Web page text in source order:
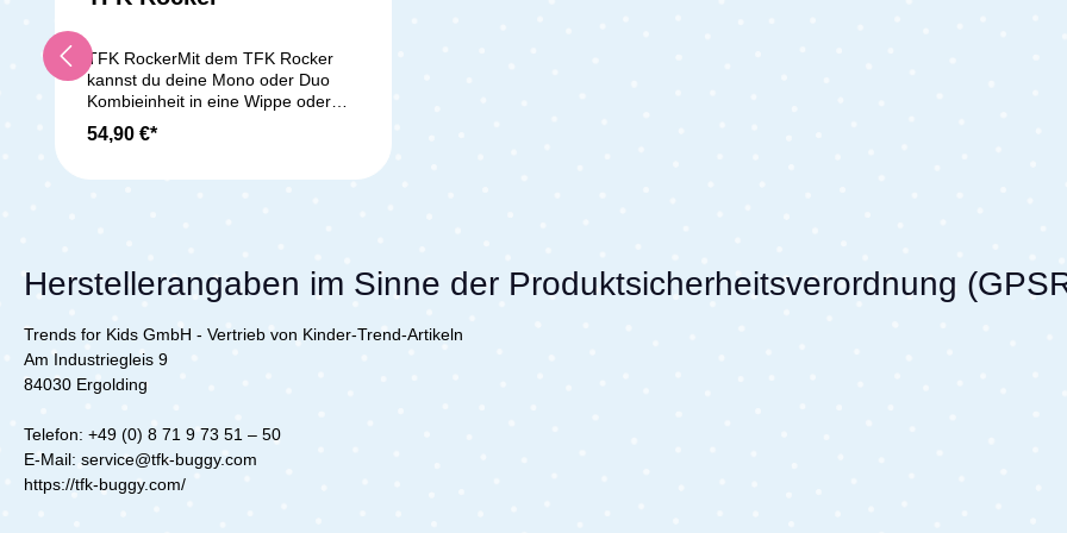
TFK RockerMit dem TFK Rocker
kannst du deine Mono oder Duo
Kombieinheit in eine Wippe oder
Wiege umbauen. Der
Wippenadapter ist ideal für
Die Befestigung erfolgt sehr
befestigt. Und schon kannst du dein
Kind in den Schlaf wiegen. Dein
Rocker wippen und sich schaukeln
lassen. Dein Kind hat dich so auch
immer im Blick, wenn du deinen
alltäglichen Aufgaben nachgehst.
Rocker in eine flache Liegeposition
gebracht werden oder du kannst
das Rückenteil aufstellen. Je
54,90 €*
Herstellerangaben im Sinne der Produktsicherheitsverordnung
Trends for Kids GmbH - Vertrieb von Kinder-Trend-Artikeln
Am Industriegleis 9
84030 Ergolding
Telefon: +49 (0) 8 71 9 73 51 – 50
E‐Mail: service@tfk-buggy.com
https://tfk-buggy.com/